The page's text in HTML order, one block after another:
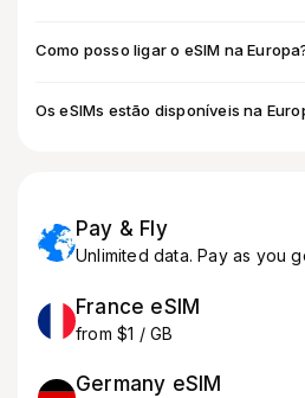
Como posso ligar o eSIM na
Os eSIMs estão disponíveis na
Pay & Fly
Unlimited data. Pay as you
France eSIM
from $1 / GB
Germany eSIM